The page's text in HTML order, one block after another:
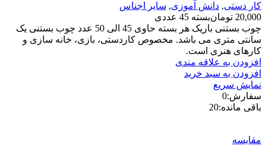
کار دستی, دانش آموزی, سایر اجناس
20,000 تومانبسته 45 عددی
چوب بستنی باریک هر بسته حاوی 45 الی 50 عدد چوب بستنی یک
سانتی متری می باشد. مخصوص کاردستی، بازی، خانه سازی و
کارهای هنری است.
افزودن به علاقه مندی
افزودن به سبد خرید
نمایش سریع
سفارش:0
باقی مانده:20
مقايسه